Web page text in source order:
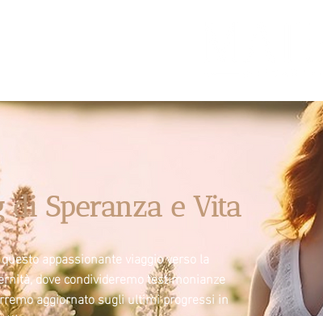
di Speranza e Vita
appassionante viaggio verso la
dove condivideremo testimonianze
aggiornato sugli ultimi progressi in